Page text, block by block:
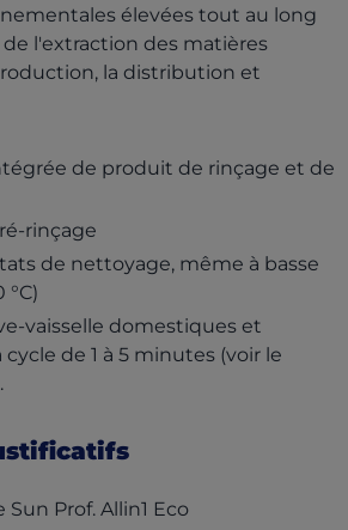
élevées tout au long
de l'extraction des matières
la distribution et
de produit de rinçage et de
rinçage
de nettoyage, même à basse
vaisselle domestiques et
de 1 à 5 minutes (voir le
Prof. Allin1 Eco(opens in a new